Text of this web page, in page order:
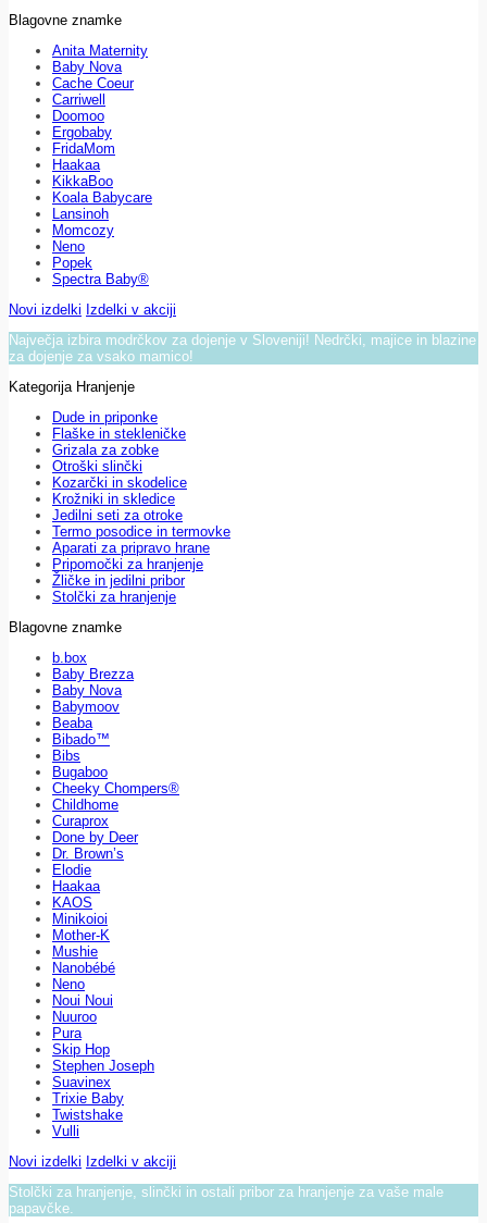
Blagovne znamke
Anita Maternity
Baby Nova
Cache Coeur
Carriwell
Doomoo
Ergobaby
FridaMom
Haakaa
KikkaBoo
Koala Babycare
Lansinoh
Momcozy
Neno
Popek
Spectra Baby®
Novi izdelki Izdelki v akciji
Največja izbira modrčkov za dojenje v Sloveniji! Nedrčki, majice in blazine
za dojenje za vsako mamico!
Kategorija Hranjenje
Dude in priponke
Flaške in stekleničke
Grizala za zobke
Otroški slinčki
Kozarčki in skodelice
Krožniki in skledice
Jedilni seti za otroke
Termo posodice in termovke
Aparati za pripravo hrane
Pripomočki za hranjenje
Žličke in jedilni pribor
Stolčki za hranjenje
Blagovne znamke
b.box
Baby Brezza
Baby Nova
Babymoov
Beaba
Bibado™
Bibs
Bugaboo
Cheeky Chompers®
Childhome
Curaprox
Done by Deer
Dr. Brown’s
Elodie
Haakaa
KAOS
Minikoioi
Mother-K
Mushie
Nanobébé
Neno
Noui Noui
Nuuroo
Pura
Skip Hop
Stephen Joseph
Suavinex
Trixie Baby
Twistshake
Vulli
Novi izdelki Izdelki v akciji
Stolčki za hranjenje, slinčki in ostali pribor za hranjenje za vaše male
papavčke.